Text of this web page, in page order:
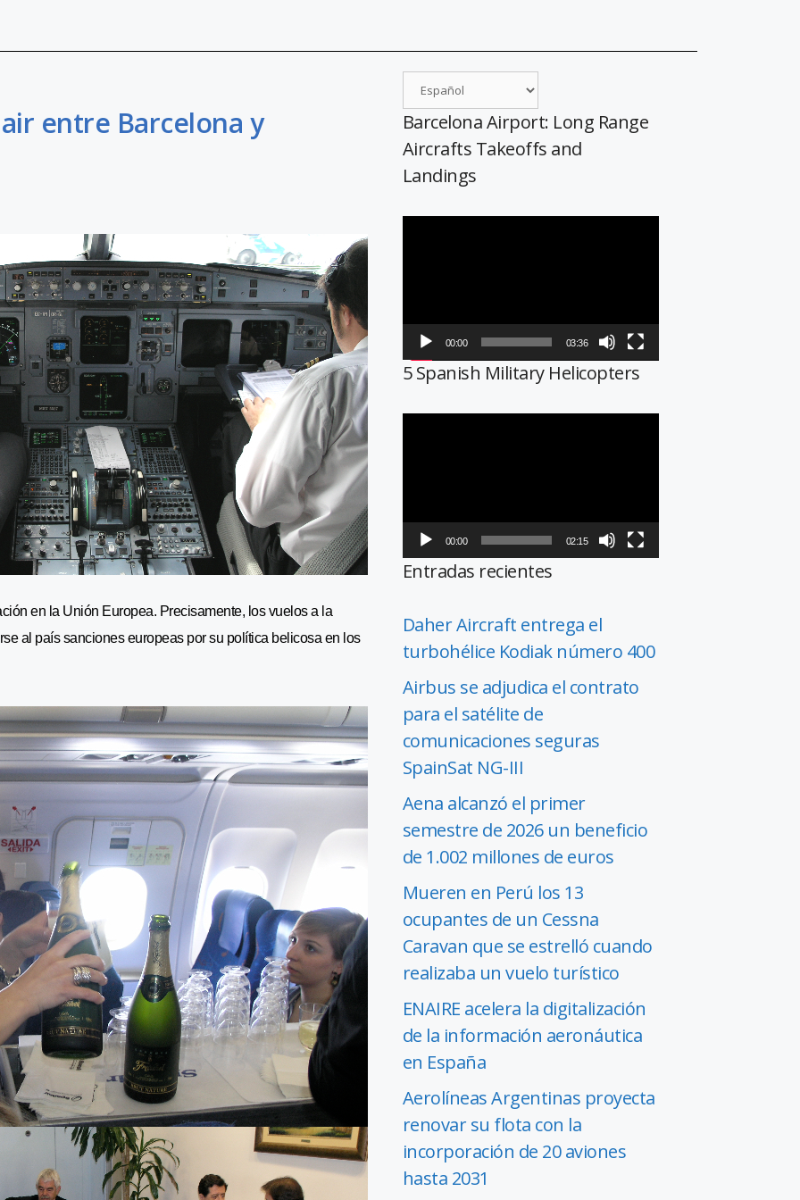
entre Barcelona y
en la Unión Europea. Precisamente, los vuelos a la
al país sanciones europeas por su política belicosa en los
Barcelona Airport: Long Range
Aircrafts Takeoffs and
Landings
00:00 03:36
5 Spanish Military Helicopters
00:00 02:15
Entradas recientes
Daher Aircraft entrega el
turbohélice Kodiak número 400
Airbus se adjudica el contrato
para el satélite de
comunicaciones seguras
SpainSat NG-III
Aena alcanzó el primer
semestre de 2026 un beneficio
de 1.002 millones de euros
Mueren en Perú los 13
ocupantes de un Cessna
Caravan que se estrelló cuando
realizaba un vuelo turístico
ENAIRE acelera la digitalización
de la información aeronáutica
en España
Aerolíneas Argentinas proyecta
renovar su flota con la
incorporación de 20 aviones
hasta 2031